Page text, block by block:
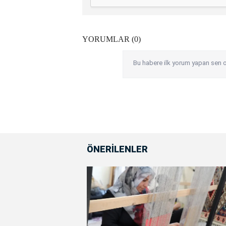
YORUMLAR (0)
Bu habere ilk yorum yapan sen
ÖNERİLENLER